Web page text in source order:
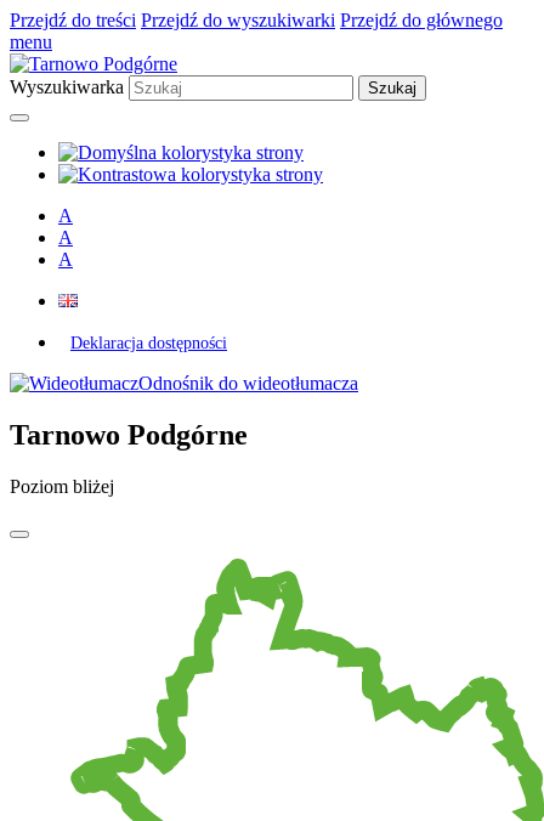
Przejdź do treści Przejdź do wyszukiwarki Przejdź do głównego
menu
Wyszukiwarka
A
A
A
Deklaracja dostępności
Odnośnik do wideotłumacza
Tarnowo Podgórne
Poziom bliżej